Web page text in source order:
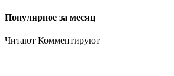
Популярное за месяц
Читают Комментируют